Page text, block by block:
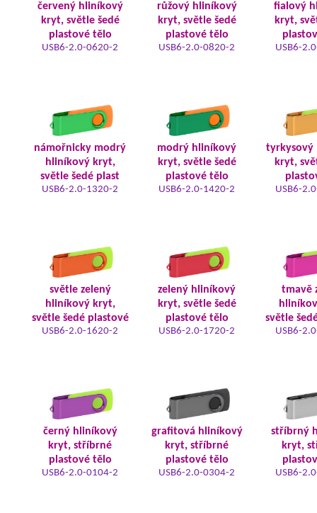
červený hliníkový
kryt, světle šedé
plastové tělo
USB6-2.0-0620-2
růžový hliníkový
kryt, světle šedé
plastové tělo
USB6-2.0-0820-2
fialový
kryt,
USB6-
námořnicky modrý
hliníkový kryt,
světle šedé plast
USB6-2.0-1320-2
modrý hliníkový
kryt, světle šedé
plastové tělo
USB6-2.0-1420-2
tyrkysový
kryt,
USB6-
světle zelený
hliníkový kryt,
světle šedé plastové
USB6-2.0-1620-2
zelený hliníkový
kryt, světle šedé
plastové tělo
USB6-2.0-1720-2
tmavě
světle
USB6-
černý hliníkový
kryt, stříbrné
plastové tělo
USB6-2.0-0104-2
grafitová hliníkový
kryt, stříbrné
plastové tělo
USB6-2.0-0304-2
stříbrný
kryt,
USB6-